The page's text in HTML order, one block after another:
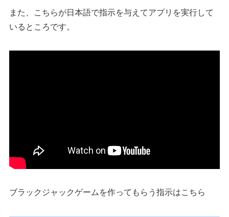
また、こちらが日本語で指示を与えてアプリを実行して
いるところです。
ブラックジャックゲームを作ってもらう指示はこちら